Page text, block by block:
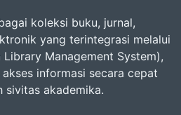
koleksi buku, jurnal,
yang terintegrasi melalui
Library Management System),
informasi secara cepat
sivitas akademika.